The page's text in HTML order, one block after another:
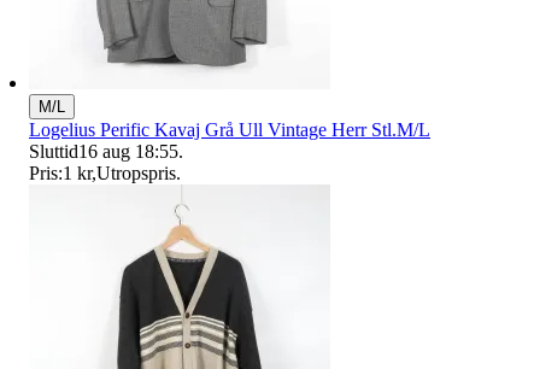
M/L
Logelius Perific Kavaj Grå Ull Vintage Herr Stl.M/L
Sluttid16 aug 18:55.
Pris:1 kr,Utropspris.